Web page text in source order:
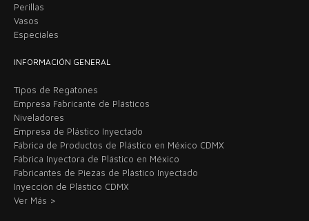
Perillas
Vasos
Especiales
INFORMACIÓN GENERAL
Tipos de Regatones
Empresa Fabricante de Plásticos
Niveladores
Empresa de Plástico Inyectado
Fábrica de Productos de Plástico en México CDMX
Fábrica Inyectora de Plástico en México
Fabricantes de Piezas de Plástico Inyectado
Inyección de Plástico CDMX
Ver Más >